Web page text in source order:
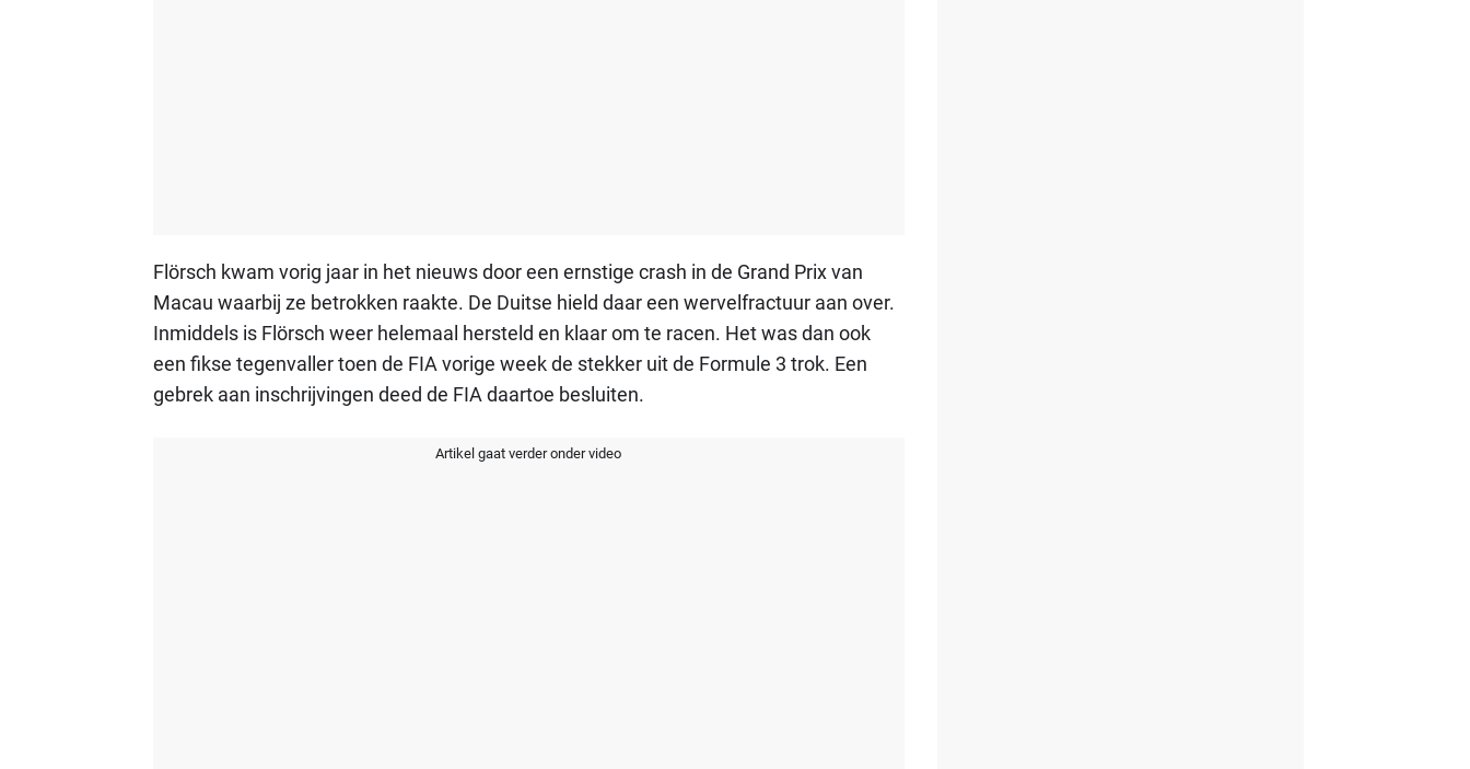
Flörsch kwam vorig jaar in het nieuws door een ernstige crash in de Grand Prix van
Macau waarbij ze betrokken raakte. De Duitse hield daar een wervelfractuur aan over.
Inmiddels is Flörsch weer helemaal hersteld en klaar om te racen. Het was dan ook
een fikse tegenvaller toen de FIA vorige week de stekker uit de Formule 3 trok. Een
gebrek aan inschrijvingen deed de FIA daartoe besluiten.
Artikel gaat verder onder video